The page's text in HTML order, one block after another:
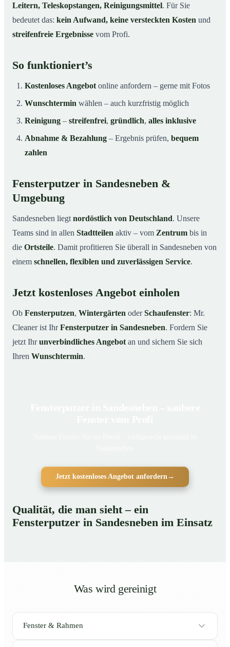
Leitern, Teleskopstangen, Reinigungsmittel. Für Sie
bedeutet das: kein Aufwand, keine versteckten Kosten und
streifenfreie Ergebnisse vom Profi.
So funktioniert’s
Kostenloses Angebot online anfordern – gerne mit Fotos
Wunschtermin wählen – auch kurzfristig möglich
Reinigung – streifenfrei, gründlich, alles inklusive
Abnahme & Bezahlung – Ergebnis prüfen, bequem
zahlen
Fensterputzer in Sandesneben &
Umgebung
Sandesneben liegt nordöstlich von Deutschland. Unsere
Teams sind in allen Stadtteilen aktiv – vom Zentrum bis in
die Ortsteile. Damit profitieren Sie überall in Sandesneben von
einem schnellen, flexiblen und zuverlässigen Service.
Jetzt kostenloses Angebot einholen
Ob Fensterputzen, Wintergärten oderSchaufenster: Mr.
Cleaner ist IhrFensterputzer in Sandesneben. Fordern Sie
jetzt Ihrunverbindliches Angebot an und sichern Sie sich
Ihren Wunschtermin.
Jetzt kostenloses Angebot anfordern →
Qualität, die man sieht – ein
Fensterputzer in Sandesneben im Einsatz
Was wird gereinigt
Fenster & Rahmen